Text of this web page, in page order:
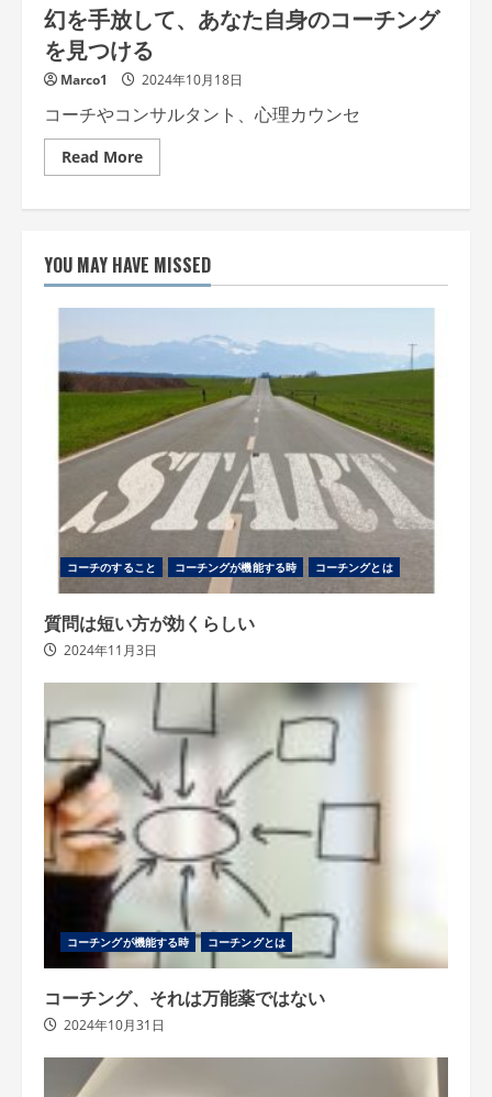
幻を手放して、あなた自身のコーチング
を見つける
Marco1 2024年10月18日
コーチやコンサルタント、心理カウンセ
Read MoreRead
more
し
て、
な
自
の
コ
ー
チ
ン
グ
を
見
つ
け
る
YOU MAY HAVE MISSED
コーチのすること コーチングが機能する時 コーチングとは
質問は短い方が効くらしい
2024年11月3日
コーチングが機能する時 コーチングとは
コーチング、それは万能薬ではない
2024年10月31日